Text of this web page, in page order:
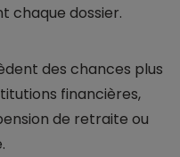
chaque dossier.
des chances plus
financières,
de retraite ou